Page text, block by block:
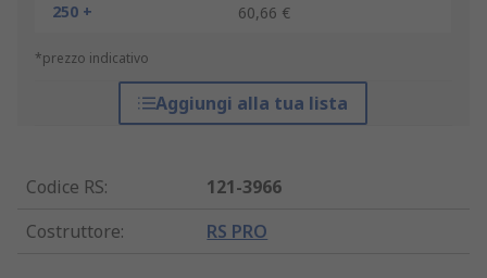
250 +
60,66 €
*prezzo indicativo
Aggiungi alla tua lista
Codice RS:
121-3966
Costruttore: RS PRO